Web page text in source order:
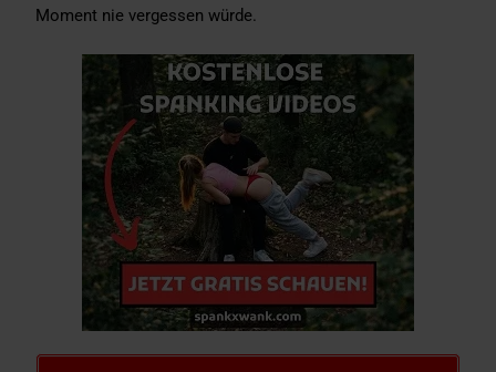
Moment nie vergessen würde.